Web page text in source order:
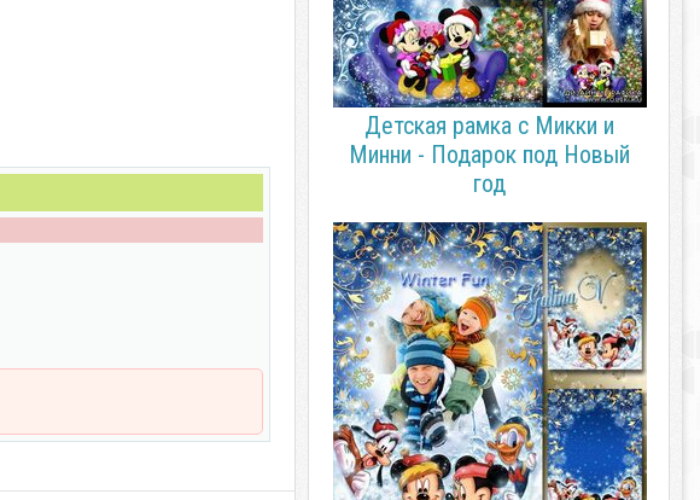
Детская рамка с Микки и
Минни - Подарок под Новый
год